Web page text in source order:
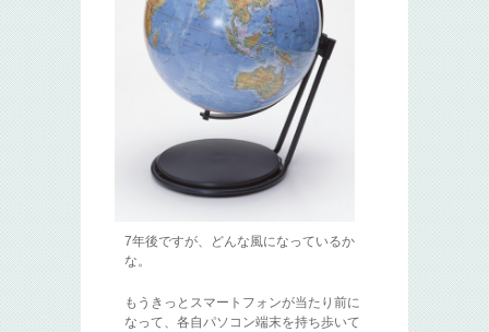
7年後ですが、どんな風になっているか
な。
もうきっとスマートフォンが当たり前に
なって、各自パソコン端末を持ち歩いて